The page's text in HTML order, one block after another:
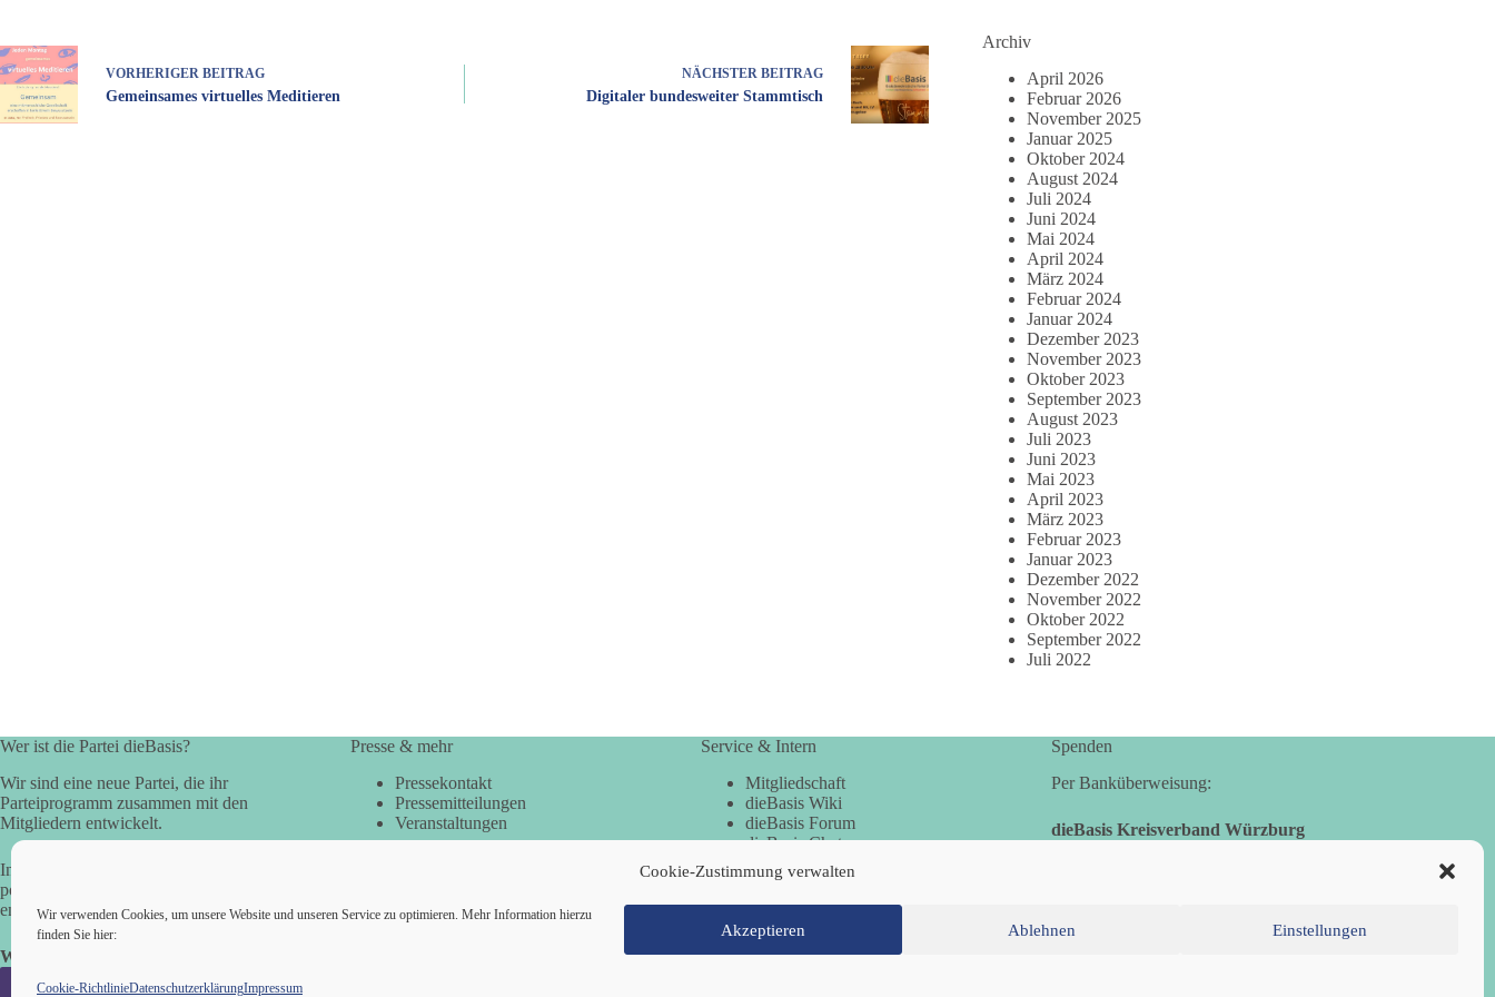
Cookie-Zustimmung verwalten
Wir verwenden Cookies, um unsere Website und unseren Service zu optimieren. Mehr Information hierzu
finden Sie hier:
Akzeptieren Ablehnen Einstellungen
Cookie-RichtlinieDatenschutzerklärungImpressum
VORHERIGER BEITRAG
Gemeinsames virtuelles Meditieren
NÄCHSTER BEITRAG
Digitaler bundesweiter Stammtisch
Archiv
April 2026
Februar 2026
November 2025
Januar 2025
Oktober 2024
August 2024
Juli 2024
Juni 2024
Mai 2024
April 2024
März 2024
Februar 2024
Januar 2024
Dezember 2023
November 2023
Oktober 2023
September 2023
August 2023
Juli 2023
Juni 2023
Mai 2023
April 2023
März 2023
Februar 2023
Januar 2023
Dezember 2022
November 2022
Oktober 2022
September 2022
Juli 2022
Wer ist die Partei dieBasis?
Wir sind eine neue Partei, die ihr
Parteiprogramm zusammen mit den
Mitgliedern entwickelt.
In der Basisdemokratie werden die
politischen Fragen direkt vom Volk
entschieden.
Wir alle sind die Basis!
Presse & mehr
Pressekontakt
Pressemitteilungen
Veranstaltungen
Service & Intern
Mitgliedschaft
dieBasis Wiki
dieBasis Forum
dieBasis Chat
dieBasis Merchandising
Cookie-Zustimmung
Spenden
Per Banküberweisung:
dieBasis Kreisverband Würzburg